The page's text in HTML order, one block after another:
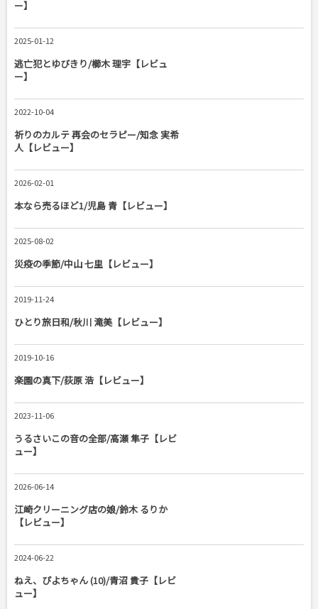
ー】
2025-01-12
逃亡犯とゆびきり/櫛木 理宇【レビュ
ー】
2022-10-04
祈りのカルテ 再会のセラピー/知念 実希
人【レビュー】
2026-02-01
本なら売るほど1/児島 青【レビュー】
2025-08-02
災疫の季節/中山 七里【レビュー】
2019-11-24
ひとり旅日和/秋川 滝美【レビュー】
2019-10-16
楽園の真下/荻原 浩【レビュー】
2023-11-06
うるさいこの音の全部/高瀬 隼子【レビ
ュー】
2026-06-14
江崎クリーニング店の娘/鈴木 るりか
【レビュー】
2024-06-22
ねえ、ぴよちゃん (10)/青沼 貴子【レビ
ュー】